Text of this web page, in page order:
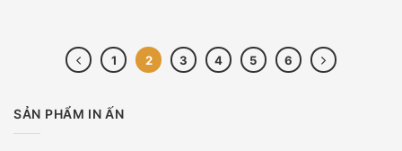
1 2 3 4 5 6
SẢN PHẨM IN ẤN